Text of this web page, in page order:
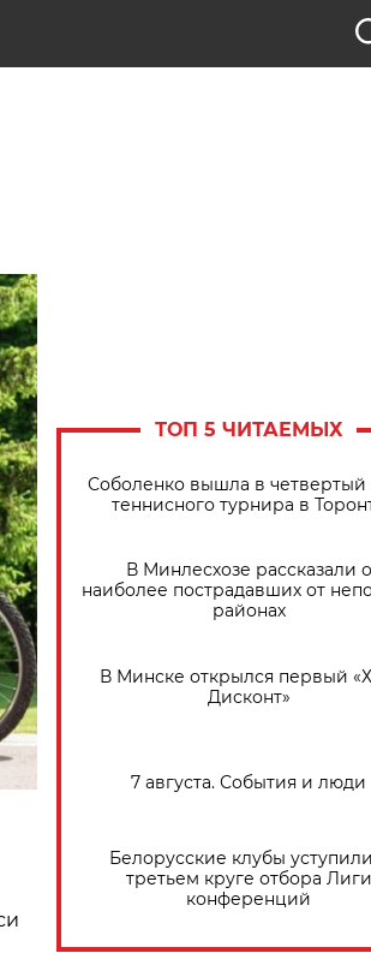
ТОП 5 ЧИТАЕМЫХ
Соболенко вышла в четвертый
теннисного турнира в
В Минлесхозе рассказали о
наиболее пострадавших от
районах
В Минске открылся первый
Дисконт»
7 августа. События и люди
Белорусские клубы
третьем круге отбора Лиги
конференций